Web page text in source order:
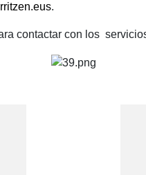
.
contactar con los